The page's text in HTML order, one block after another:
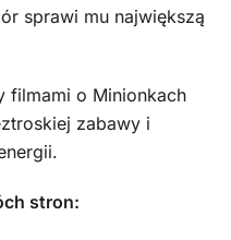
sprawi mu największą
filmami o Minionkach
zabawy i
stron: